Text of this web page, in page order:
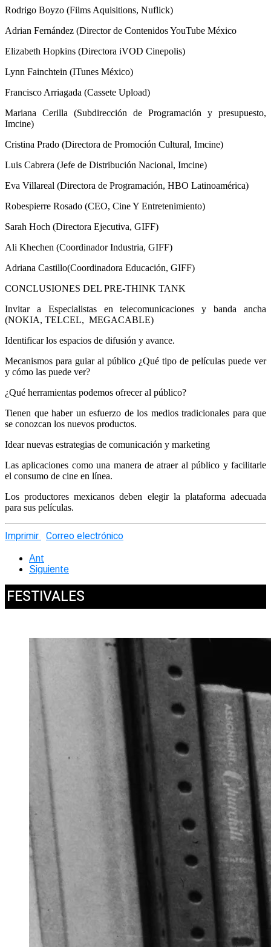
Rodrigo Boyzo (Films Aquisitions, Nuflick)
Adrian Fernández (Director de Contenidos YouTube México
Elizabeth Hopkins (Directora iVOD Cinepolis)
Lynn Fainchtein (ITunes México)
Francisco Arriagada (Cassete Upload)
Mariana Cerilla (Subdirección de Programación y presupuesto,
Imcine)
Cristina Prado (Directora de Promoción Cultural, Imcine)
Luis Cabrera (Jefe de Distribución Nacional, Imcine)
Eva Villareal (Directora de Programación, HBO Latinoamérica)
Robespierre Rosado (CEO, Cine Y Entretenimiento)
Sarah Hoch (Directora Ejecutiva, GIFF)
Ali Khechen (Coordinador Industria, GIFF)
Adriana Castillo(Coordinadora Educación, GIFF)
CONCLUSIONES DEL PRE-THINK TANK
Invitar a Especialistas en telecomunicaciones y banda ancha
(NOKIA, TELCEL, MEGACABLE)
Identificar los espacios de difusión y avance.
Mecanismos para guiar al público ¿Qué tipo de películas puede ver
y cómo las puede ver?
¿Qué herramientas podemos ofrecer al público?
Tienen que haber un esfuerzo de los medios tradicionales para que
se conozcan los nuevos productos.
Idear nuevas estrategias de comunicación y marketing
Las aplicaciones como una manera de atraer al público y facilitarle
el consumo de cine en línea.
Los productores mexicanos deben elegir la plataforma adecuada
para sus películas.
Imprimir Correo electrónico
Ant
Siguiente
FESTIVALES